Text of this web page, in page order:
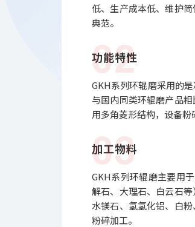
低、生产成本低、维护
典范。
02
功能特性
GKH系列环辊磨采用的
与国内同类环辊磨产品
用多角菱形结构，设备粉
03
加工物料
GKH系列环辊磨主要用
解石、大理石、白云石等
水镁石、氢氢化铝、白
粉碎加工。